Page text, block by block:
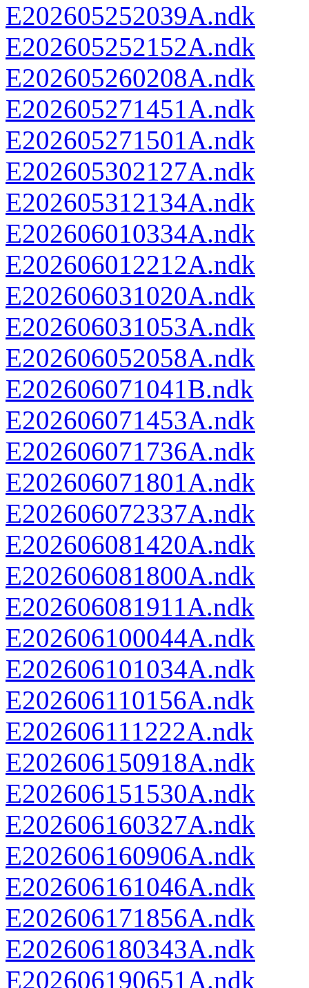
E202605252039A.ndk
E202605252152A.ndk
E202605260208A.ndk
E202605271451A.ndk
E202605271501A.ndk
E202605302127A.ndk
E202605312134A.ndk
E202606010334A.ndk
E202606012212A.ndk
E202606031020A.ndk
E202606031053A.ndk
E202606052058A.ndk
E202606071041B.ndk
E202606071453A.ndk
E202606071736A.ndk
E202606071801A.ndk
E202606072337A.ndk
E202606081420A.ndk
E202606081800A.ndk
E202606081911A.ndk
E202606100044A.ndk
E202606101034A.ndk
E202606110156A.ndk
E202606111222A.ndk
E202606150918A.ndk
E202606151530A.ndk
E202606160327A.ndk
E202606160906A.ndk
E202606161046A.ndk
E202606171856A.ndk
E202606180343A.ndk
E202606190651A.ndk